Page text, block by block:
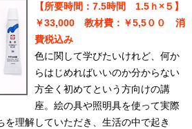
【所要時間：7.5時間 1.5ｈ×５】
￥33,000 教材費：￥5,5００ 消
費税込み
色に関して学びたいけれど、何か
らはじめればいいのか分からない
方全く初めてという方向けの講
座。絵の具や照明具を使って実際
を理解していただき、生活の中で起き